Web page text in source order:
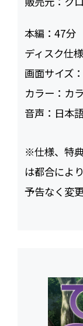
本編：47
ディスク仕様
画面サイズ：
カラー： カ
音声： 日本
※仕様、特
は都合により
予告なく変